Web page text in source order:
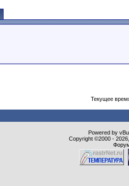
Текущее
Powered by
Copyright ©2000 -